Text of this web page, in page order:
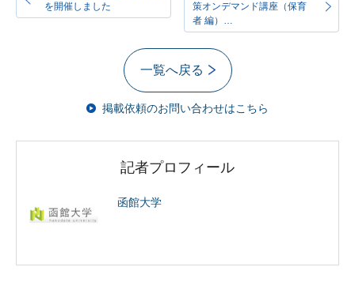
を開催しました
策オンデマンド講座（保育
者 編）…
一覧へ戻る
掲載依頼のお問い合わせはこちら
記者プロフィール
函館大学